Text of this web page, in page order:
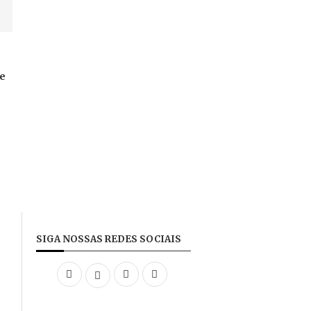
SIGA NOSSAS REDES SOCIAIS